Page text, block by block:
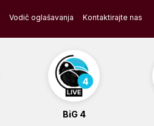
Vodič oglašavanja Kontaktirajte nas
BiG 4